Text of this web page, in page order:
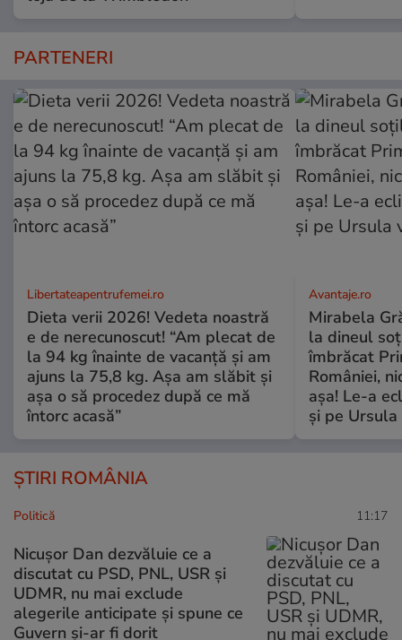
PARTENERI
Libertateapentrufemei.ro
Dieta verii 2026! Vedeta noastră
e de nerecunoscut! “Am plecat de
la 94 kg înainte de vacanță și am
ajuns la 75,8 kg. Așa am slăbit și
așa o să procedez după ce mă
întorc acasă”
Avantaje.ro
Mirabela
la dineul
îmbrăcat
României,
așa! Le-a
și pe
ȘTIRI ROMÂNIA
Politică 11:17
Nicușor Dan dezvăluie ce a
discutat cu PSD, PNL, USR și
UDMR, nu mai exclude
alegerile anticipate și spune ce
Guvern și-ar fi dorit